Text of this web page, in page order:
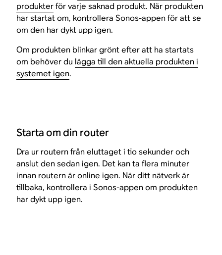
produkterför varje saknad produkt. När produkten
har startat om, kontrollera Sonos-appen för att se
om den har dykt upp igen.
Om produkten blinkar grönt efter att ha startats
om behöver du lägga till den aktuella produkten i
systemet igen.
Starta om din router
Dra ur routern från eluttaget i tio sekunder och
anslut den sedan igen. Det kan ta flera minuter
innan routern är online igen. När ditt nätverk är
tillbaka, kontrollera i Sonos-appen om produkten
har dykt upp igen.